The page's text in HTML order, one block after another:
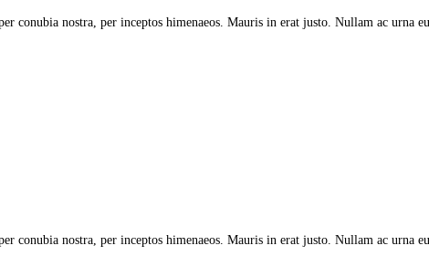
conubia nostra, per inceptos himenaeos. Mauris in erat justo. Nullam ac urna eu
conubia nostra, per inceptos himenaeos. Mauris in erat justo. Nullam ac urna eu